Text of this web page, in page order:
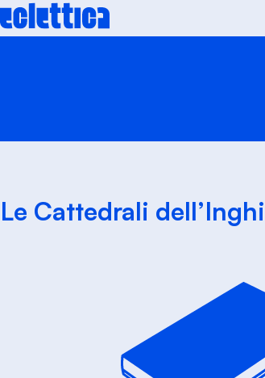
Skip
to
Le Cattedrali